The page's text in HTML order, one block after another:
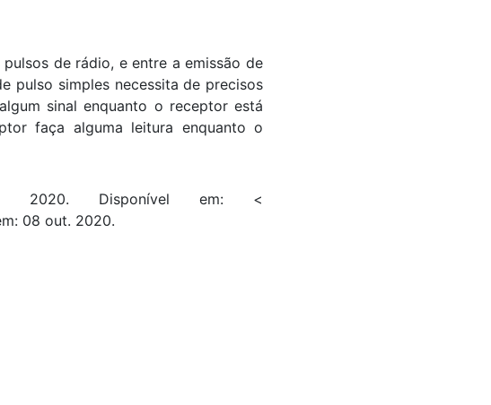
de rádio, e entre a emissão de
pulso simples necessita de precisos
sinal enquanto o receptor está
faça alguma leitura enquanto o
2020. Disponível em: <
08 out. 2020.